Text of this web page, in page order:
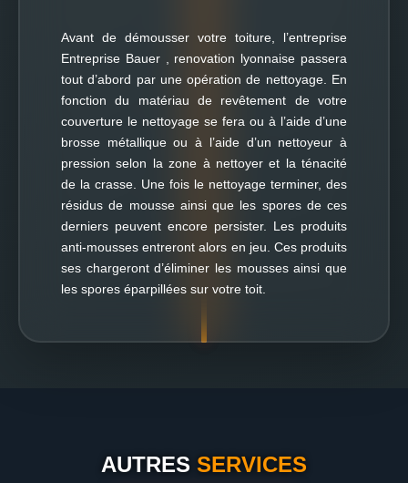
Avant de démousser votre toiture, l’entreprise
Entreprise Bauer , renovation lyonnaise passera
tout d’abord par une opération de nettoyage. En
fonction du matériau de revêtement de votre
couverture le nettoyage se fera ou à l’aide d’une
brosse métallique ou à l’aide d’un nettoyeur à
pression selon la zone à nettoyer et la ténacité
de la crasse. Une fois le nettoyage terminer, des
résidus de mousse ainsi que les spores de ces
derniers peuvent encore persister. Les produits
anti-mousses entreront alors en jeu. Ces produits
ses chargeront d’éliminer les mousses ainsi que
les spores éparpillées sur votre toit.
AUTRES SERVICES